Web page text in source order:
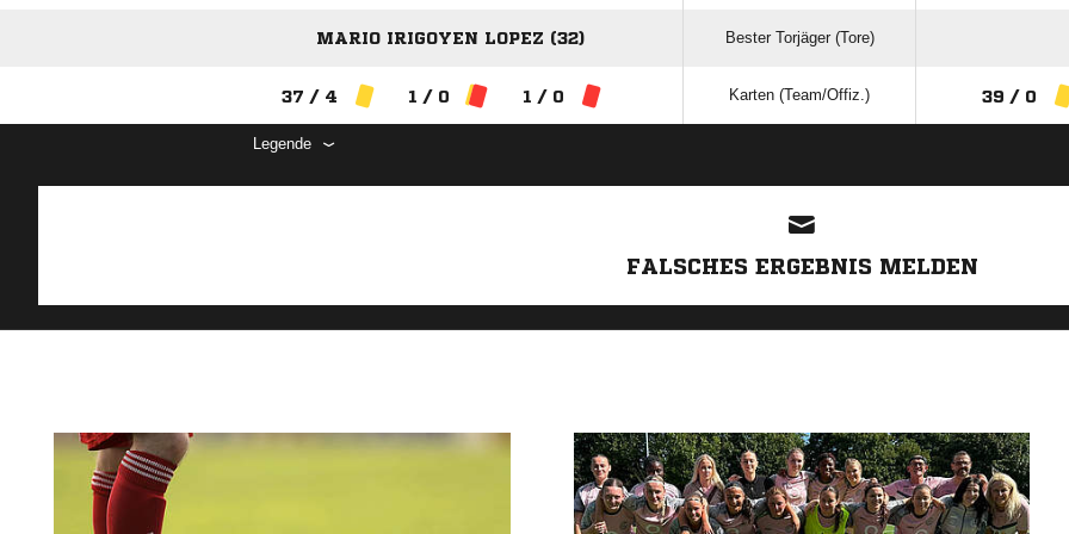
MARIO IRIGOYEN LOPEZ (32) Bester Torjäger (Tore)
37 / 4 1 / 0 1 / 0 Karten (Team/Offiz.) 39 / 0
Legende
FALSCHES ERGEBNIS MELDEN